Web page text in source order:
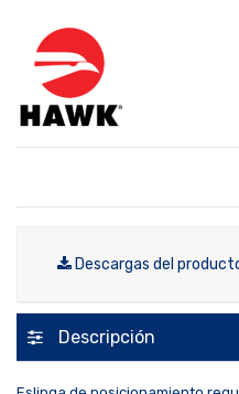
Descargas del
Descripción